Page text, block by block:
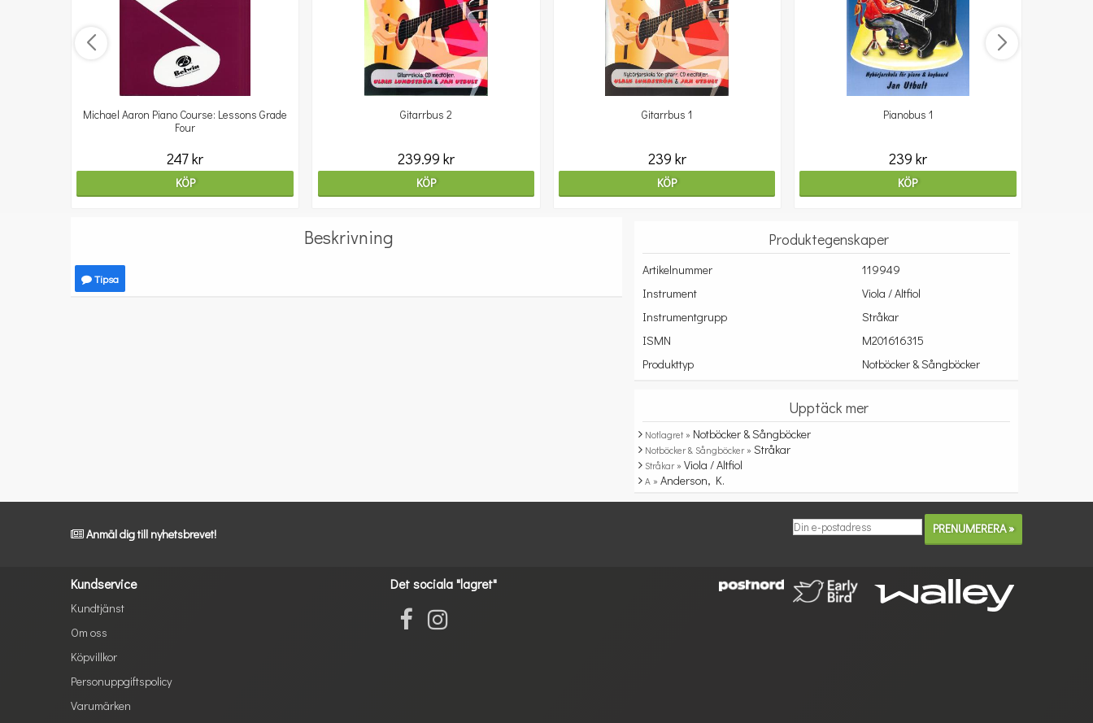
Michael Aaron Piano Course: Lessons Grade
Four
247 kr
KÖP
Gitarrbus 2
239.99 kr
KÖP
Gitarrbus 1
239 kr
KÖP
Pianobus 1
239 kr
KÖP
Beskrivning
Tipsa
Produktegenskaper
Artikelnummer
119949
Instrument
Viola / Altfiol
Instrumentgrupp
Stråkar
ISMN
M201616315
Produkttyp
Notböcker & Sångböcker
Upptäck mer
Notlagret » Notböcker & Sångböcker
Notböcker & Sångböcker »Stråkar
Stråkar »Viola / Altfiol
A »Anderson, K.
Anmäl dig till nyhetsbrevet!
Kundservice
Kundtjänst
Om oss
Köpvillkor
Personuppgiftspolicy
Varumärken
Det sociala "lagret"